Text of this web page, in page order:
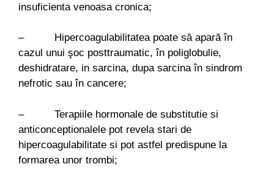
insuficienta venoasa cronica;
– Hipercoagulabilitatea poate să apară în
cazul unui şoc posttraumatic, în poliglobulie,
deshidratare, in sarcina, dupa sarcina în sindrom
nefrotic sau în cancere;
– Terapiile hormonale de substitutie si
anticonceptionalele pot revela stari de
hipercoagulabilitate si pot astfel predispune la
formarea unor trombi;